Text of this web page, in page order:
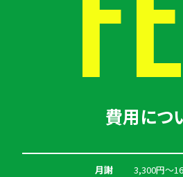
費用につ
月謝 3,300円〜